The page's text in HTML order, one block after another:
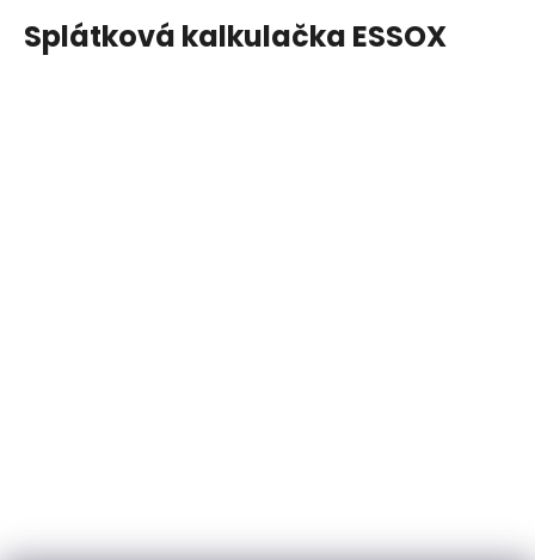
Splátková kalkulačka ESSOX